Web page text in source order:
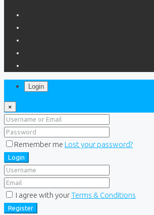
Login
×
Remember me Lost your password?
Login
I agree with yourTerms & Conditions
Register